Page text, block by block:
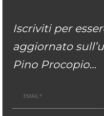
Iscriviti per
aggiornato
Pino Procopio…